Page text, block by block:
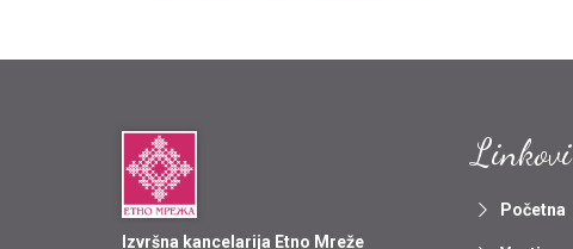
Izvršna kancelarija Etno Mreže
Linkovi
Početna